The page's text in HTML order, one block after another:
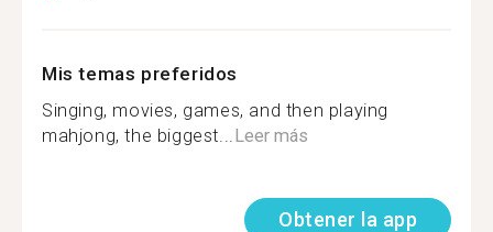
Mis temas preferidos
Singing, movies, games, and then playing
mahjong, the biggest...Leer más
Obtener la app